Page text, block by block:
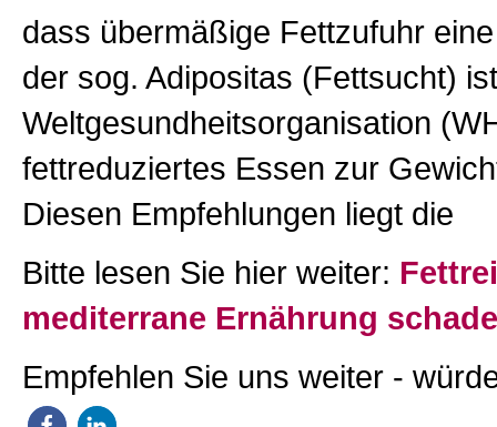
dass übermäßige Fettzufuhr
der sog. Adipositas (Fettsucht)
Weltgesundheitsorganisation
fettreduziertes Essen zur
Diesen Empfehlungen liegt die
Bitte lesen Sie hier weiter:
mediterrane Ernährung
Empfehlen Sie uns weiter -